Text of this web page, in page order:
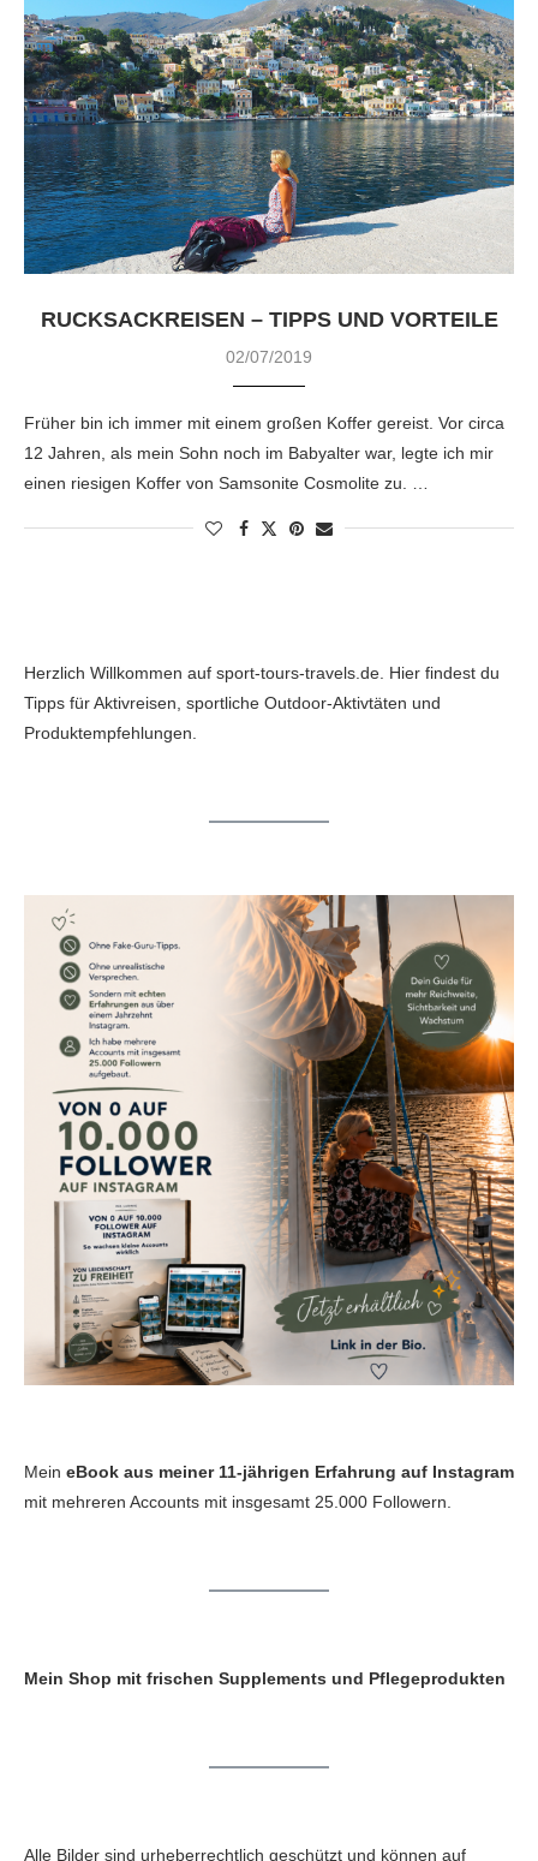
RUCKSACKREISEN – TIPPS UND VORTEILE
02/07/2019
Früher bin ich immer mit einem großen Koffer gereist. Vor circa
12 Jahren, als mein Sohn noch im Babyalter war, legte ich mir
einen riesigen Koffer von Samsonite Cosmolite zu. …
Herzlich Willkommen auf sport-tours-travels.de. Hier findest du
Tipps für Aktivreisen, sportliche Outdoor-Aktivtäten und
Produktempfehlungen.
Mein eBook aus meiner 11-jährigen Erfahrung auf Instagram
mit mehreren Accounts mit insgesamt 25.000 Followern.
Mein Shop mit frischen Supplements und Pflegeprodukten
Alle Bilder sind urheberrechtlich geschützt und können auf